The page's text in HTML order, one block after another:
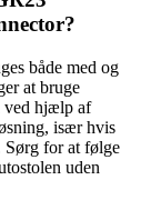
både med og
at bruge
ved hjælp af
især hvis
for at følge
uden